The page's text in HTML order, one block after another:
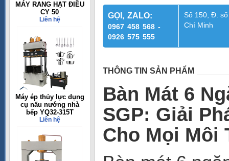
MÁY RANG HẠT ĐIỀU
CY 50
Liên hệ
Máy ép thủy lực dụng
cụ nấu nướng nhà
bếp YQ32-315T
Liên hệ
GỌI, ZALO:
0967 458 568 -
0926 575 555
Số 150, Đ.
Chí Minh
THÔNG TIN SẢN PHẨM
Bàn Mát 6
SGP: Giải
Cho Mọi Môi